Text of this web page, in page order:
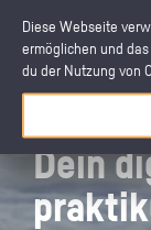
Diese Webseite
ermöglichen und
du der Nutzung von
Dein